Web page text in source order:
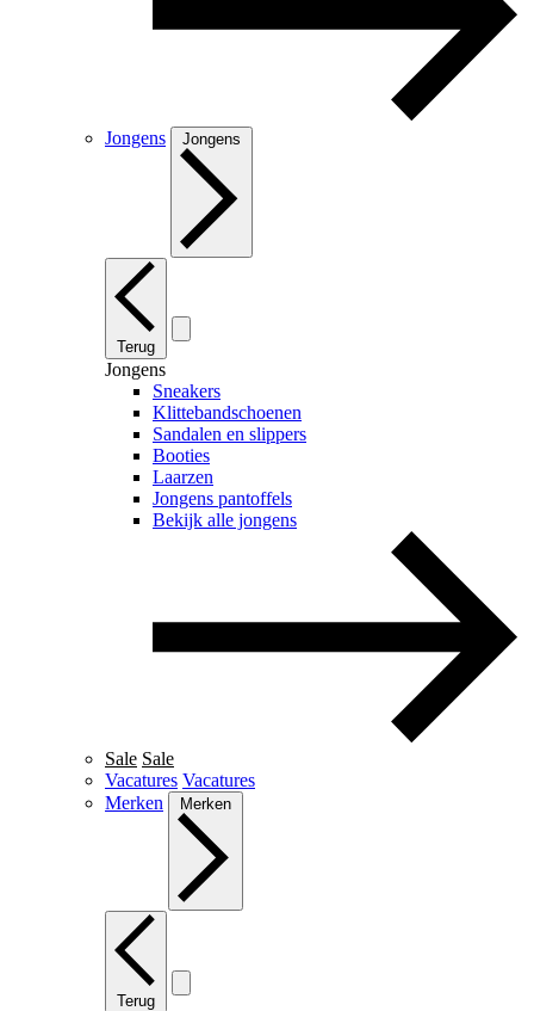
Jongens Jongens
Terug
Jongens
Sneakers
Klittebandschoenen
Sandalen en slippers
Booties
Laarzen
Jongens pantoffels
Bekijk alle jongens
Sale Sale
Vacatures Vacatures
Merken
Merken
Terug